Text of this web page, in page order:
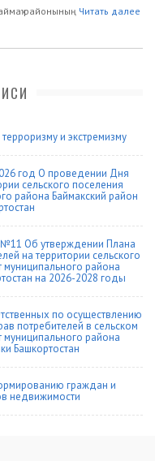
районының Читать далее
и экстремизму
год О проведении Дня
сельского поселения
района Баймакский район
Об утверждении Плана
на территории сельского
муниципального района
на 2026-2028 годы
по осуществлению
потребителей в сельском
муниципального района
Башкортостан
граждан и
недвижимости